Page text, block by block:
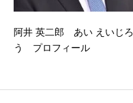
阿井 英二郎 あい えいじろ
う プロフィール